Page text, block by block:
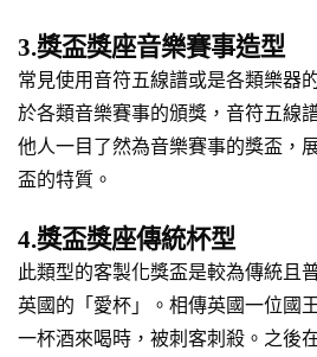
3.獎盃獎座音樂賽事造型
常見使用音符五線譜或是各類樂器
於各類音樂賽事的頒獎，音符五線
他人一目了然為音樂賽事的獎盃，
盃的特質。
4.獎盃獎座傳統杯型
此類型的客製化獎盃是較為傳統且
英國的「愛杯」。相傳英國一位國
一杯酒來喝時，被刺客刺殺。之後